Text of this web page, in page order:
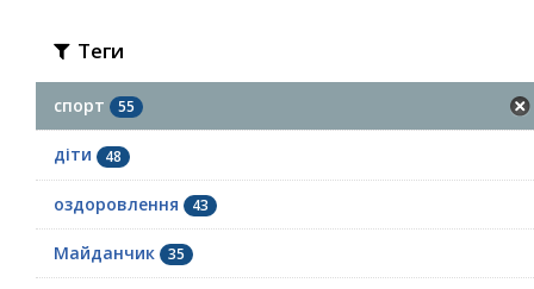
Теги
спорт 55
діти 48
оздоровлення 43
Майданчик 35